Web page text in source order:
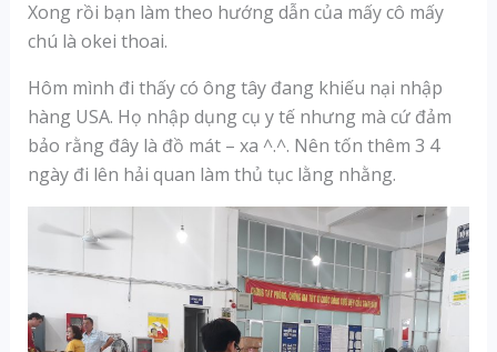
Xong rồi bạn làm theo hướng dẫn của mấy cô mấy
chú là okei thoai.
Hôm mình đi thấy có ông tây đang khiếu nại nhập
hàng USA. Họ nhập dụng cụ y tế nhưng mà cứ đảm
bảo rằng đây là đồ mát – xa ^.^. Nên tốn thêm 3 4
ngày đi lên hải quan làm thủ tục lằng nhằng.